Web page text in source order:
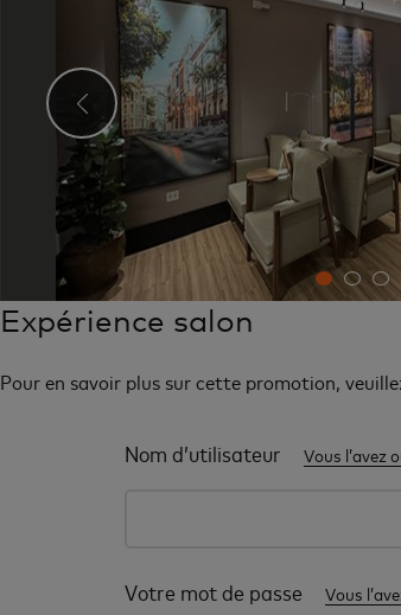
‹
Expérience salon
Pour en savoir plus sur cette promotion,
Nom d’utilisateur Vous l’avez
Votre mot de passe Vous